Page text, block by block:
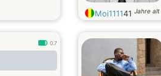
Moi111141 Jahre alt
0.7